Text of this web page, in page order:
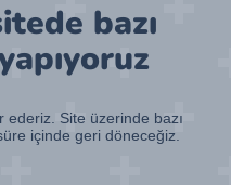
bazı
ederiz. Site üzerinde bazı
içinde geri döneceğiz.